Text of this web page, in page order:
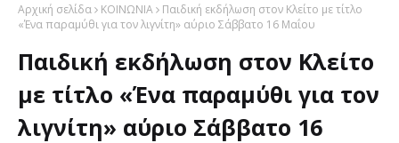
Αρχική σελίδα ΚΟΙΝΩΝΙΑ
Παιδική εκδήλωση στον Κλείτο με τίτλο
«Ένα παραμύθι για τον λιγνίτη» αύριο Σάββατο 16 Μαΐου
Παιδική εκδήλωση στον Κλείτο
με τίτλο «Ένα παραμύθι για τον
λιγνίτη» αύριο Σάββατο 16